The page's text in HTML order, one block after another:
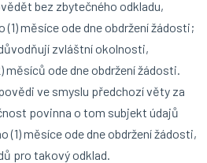
bez zbytečného odkladu,
měsíce ode dne obdržení žádosti;
zvláštní okolnosti,
měsíců ode dne obdržení žádosti.
ve smyslu předchozí věty za
povinna o tom subjekt údajů
(1) měsíce ode dne obdržení žádosti,
pro takový odklad.